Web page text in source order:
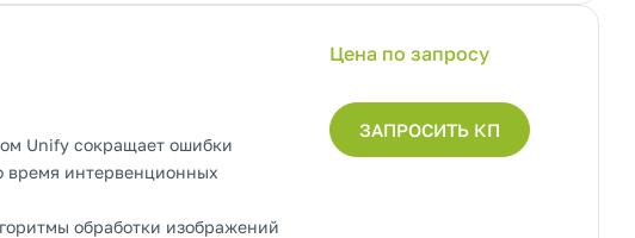
Цена по запросу
ЗАПРОСИТЬ КП
Unify сокращает ошибки
время интервенционных
обработки изображений